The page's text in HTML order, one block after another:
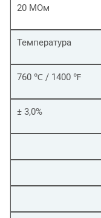
20 МОм
Температура
760 ℃ / 1400 ℉
± 3,0%